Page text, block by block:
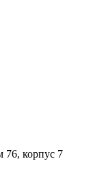
76, корпус 7